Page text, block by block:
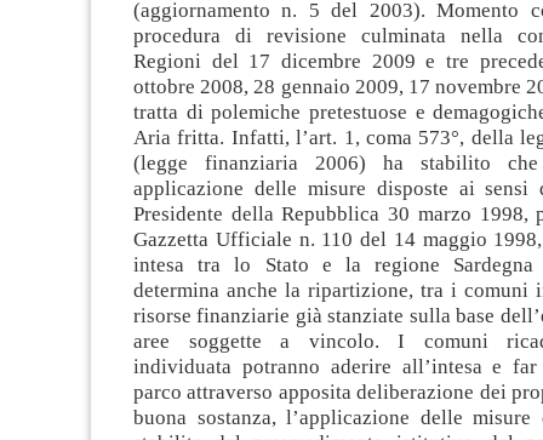
(aggiornamento n. 5 del 2003). Momento
procedura di revisione culminata nella
Regioni del 17 dicembre 2009 e tre
ottobre 2008, 28 gennaio 2009, 17 novembre
tratta di polemiche pretestuose e
Aria fritta. Infatti, l’art. 1, coma 573°, della
(legge finanziaria 2006) ha stabilito
applicazione delle misure disposte ai sensi
Presidente della Repubblica 30 marzo 1998,
Gazzetta Ufficiale n. 110 del 14 maggio
intesa tra lo Stato e la regione
determina anche la ripartizione, tra i comuni
risorse finanziarie già stanziate sulla base
aree soggette a vincolo. I comuni
individuata potranno aderire all’intesa e far
parco attraverso apposita deliberazione dei
buona sostanza, l’applicazione delle misure